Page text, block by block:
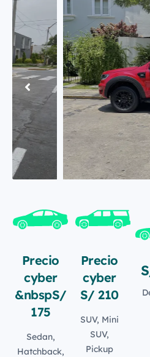
Precio
cyber
&nbspS/
175
Sedan,
Hatchback,
Precio
cyber
S/ 210
SUV, Mini
SUV,
Pickup
SUV